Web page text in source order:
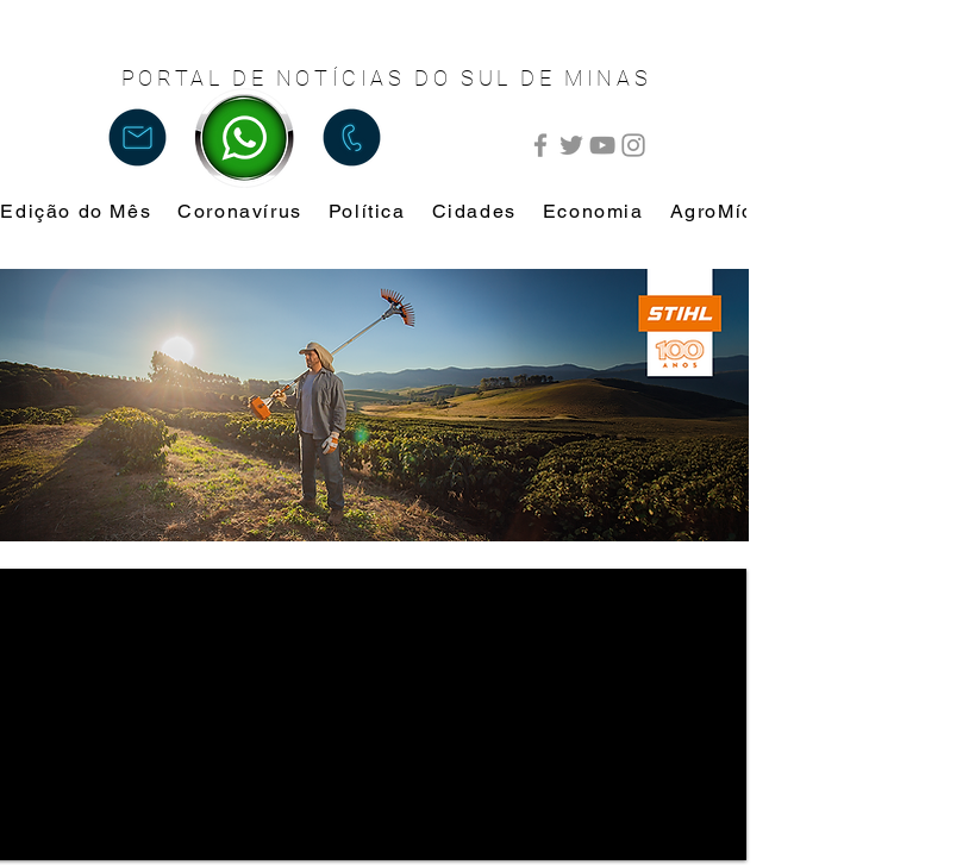
PORTAL DE NOTÍCIAS DO SUL DE MINAS
Edição do Mês Coronavírus Política Cidades Economia AgroMídia